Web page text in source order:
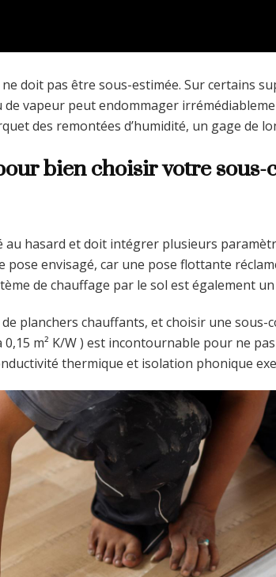
doit pas être sous-estimée. Sur certains
de vapeur peut endommager
des remontées d’humidité, un gage de
bien choisir votre
au hasard et doit intégrer plusieurs
pose envisagé, car une pose flottante
de chauffage par le sol est également
planchers chauffants, et choisir une sous-
m² K/W ) est incontournable pour ne
thermique et isolation phonique